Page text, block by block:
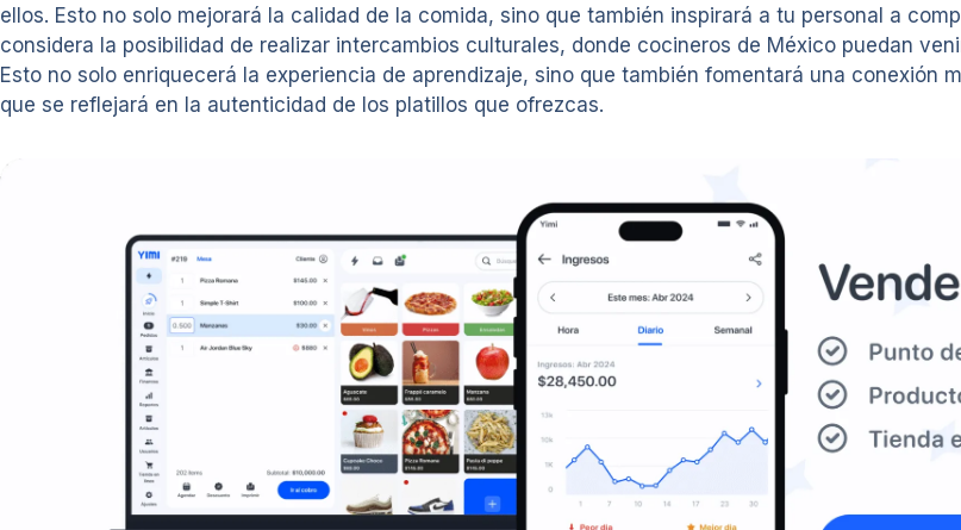
ellos. Esto no solo mejorará la calidad de la comida, sino que también inspirará a tu personal a
considera la posibilidad de realizar intercambios culturales, donde cocineros de México puedan
Esto no solo enriquecerá la experiencia de aprendizaje, sino que también fomentará una conexión
que se reflejará en la autenticidad de los platillos que ofrezcas.